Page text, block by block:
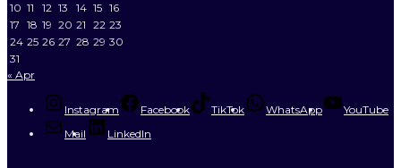
10 11 12 13 14 15 16
17 18 19 20 21 22 23
24 25 26 27 28 29 30
31
« Apr
Instagram Facebook TikTok WhatsApp
YouTube
Mail
LinkedIn